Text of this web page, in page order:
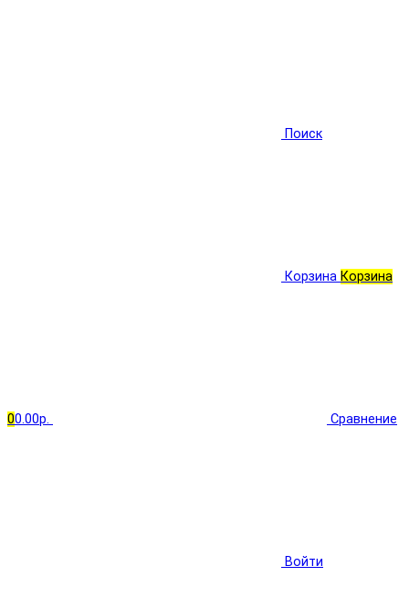
Поиск
Корзина Корзина
00.00р. Сравнение
Войти